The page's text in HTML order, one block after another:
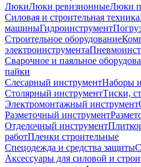
ЛюкиЛюки ревизионныеЛюки
Силовая и строительная техника
машиныГидроинструмент
Строительное оборудование
электроинструмента
Сварочное и паяльное
пайки
Слесарный инструментНаборы
Столярный инструментТиски,
Электромонтажный инструмент
Разметочный инструмент
Отделочный инструмент
работПленки строительные
Спецодежда и средства защиты
Аксессуары для силовой и